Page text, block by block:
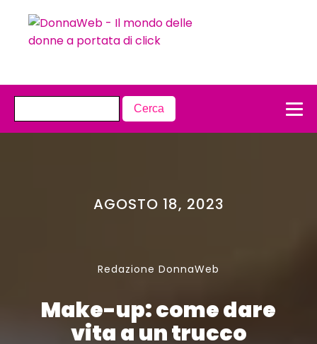
AGOSTO 18, 2023
Redazione DonnaWeb
Make-up: come dare
vita a un trucco